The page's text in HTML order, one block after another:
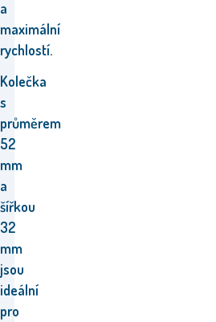
a
maximální
rychlostí.
Kolečka
s
průměrem
52
mm
a
šířkou
32
mm
jsou
ideální
pro